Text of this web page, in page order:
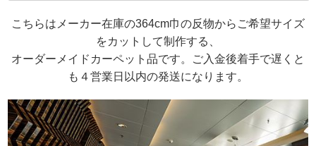
こちらはメーカー在庫の364cm巾の反物からご希望サイズ
をカットして制作する、
オーダーメイドカーペット品です。ご入金後着手で遅くと
も４営業日以内の発送になります。